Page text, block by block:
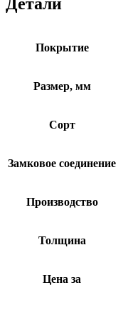
Детали
Покрытие
Размер, мм
Сорт
Замковое соединение
Производство
Толщина
Цена за